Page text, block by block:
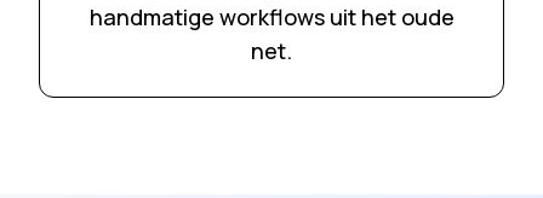
handmatige workflows uit het oude
net.